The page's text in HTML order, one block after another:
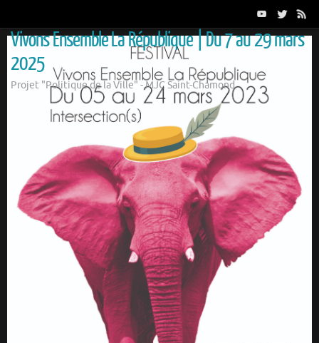
contenu
Vivons Ensemble La République | Du 7 au 29 mars
2025
Projet "Politique de la Ville" - MJC Saint-Chamond